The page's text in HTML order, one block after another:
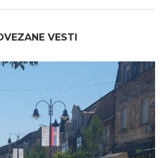
VESTI